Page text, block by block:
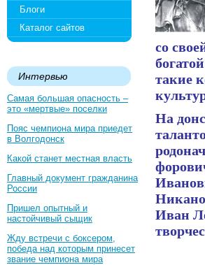
Блоги
Каталог сайтов
Интервью
Самая большая опасность –
это «мертвые» поселки
Пояс чемпиона мира приедет
в Волгодонск
Какой станет местная власть
Главный документ гражданина
России
Пришел опытный и
настойчивый сыщик
Жду встречи с боксером,
победа над которым принесет
звание чемпиона мира
со
такие
На
Иван